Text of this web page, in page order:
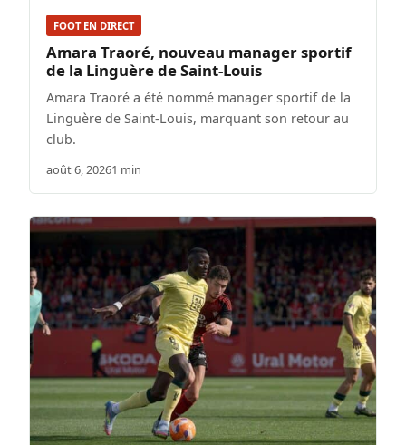
FOOT EN DIRECT
Amara Traoré, nouveau manager sportif
de la Linguère de Saint-Louis
Amara Traoré a été nommé manager sportif de la
Linguère de Saint-Louis, marquant son retour au
club.
août 6, 20261 min